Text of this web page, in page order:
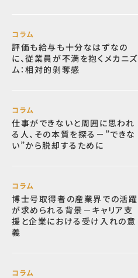
コラム
評価も給与も十分なはずなの
に、従業員が不満を抱くメカニズ
ム：相対的剝奪感
コラム
仕事ができないと周囲に思われ
る人、その本質を探る－”できな
い”から脱却するために
コラム
博士号取得者の産業界での活躍
が求められる背景－キャリア支
援と企業における受け入れの意
義
コラム